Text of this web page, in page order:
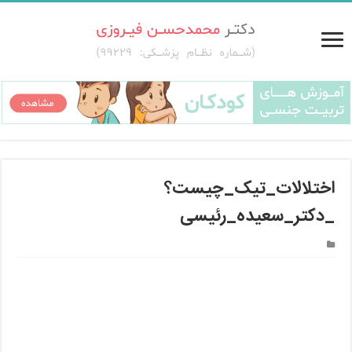
اختلالات_تیک_چیست؟
_دکتر_سعیده_رئیسی